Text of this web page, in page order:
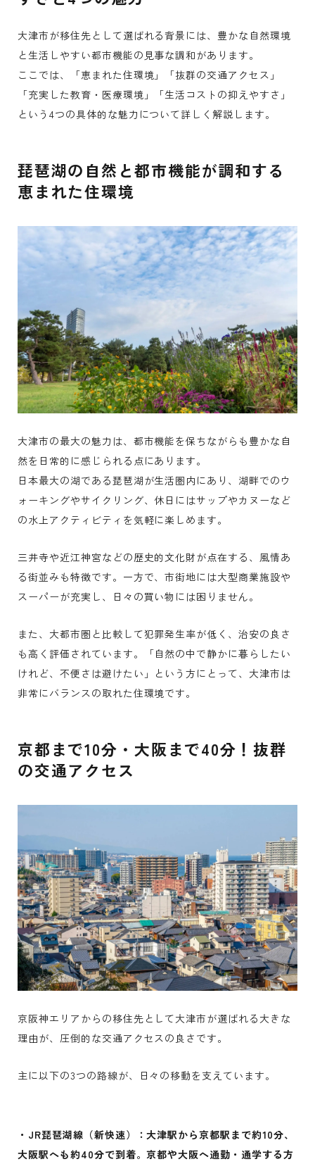
大津市が移住先として選ばれる背景には、豊かな自然環境
と生活しやすい都市機能の見事な調和があります。
ここでは、「恵まれた住環境」「抜群の交通アクセス」
「充実した教育・医療環境」「生活コストの抑えやすさ」
という4つの具体的な魅力について詳しく解説します。
琵琶湖の自然と都市機能が調和する
恵まれた住環境
大津市の最大の魅力は、都市機能を保ちながらも豊かな自
然を日常的に感じられる点にあります。
日本最大の湖である琵琶湖が生活圏内にあり、湖畔でのウ
ォーキングやサイクリング、休日にはサップやカヌーなど
の水上アクティビティを気軽に楽しめます。
三井寺や近江神宮などの歴史的文化財が点在する、風情あ
る街並みも特徴です。一方で、市街地には大型商業施設や
スーパーが充実し、日々の買い物には困りません。
また、大都市圏と比較して犯罪発生率が低く、治安の良さ
も高く評価されています。「自然の中で静かに暮らしたい
けれど、不便さは避けたい」という方にとって、大津市は
非常にバランスの取れた住環境です。
京都まで10分・大阪まで40分！抜群
の交通アクセス
京阪神エリアからの移住先として大津市が選ばれる大きな
理由が、圧倒的な交通アクセスの良さです。
主に以下の3つの路線が、日々の移動を支えています。
・JR琵琶湖線（新快速）：大津駅から京都駅まで約10分、
大阪駅へも約40分で到着。京都や大阪へ通勤・通学する方